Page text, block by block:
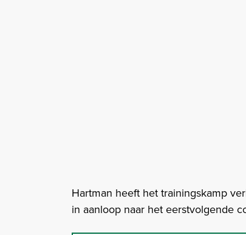
Hartman heeft het trainingskamp
in aanloop naar het eerstvolgende